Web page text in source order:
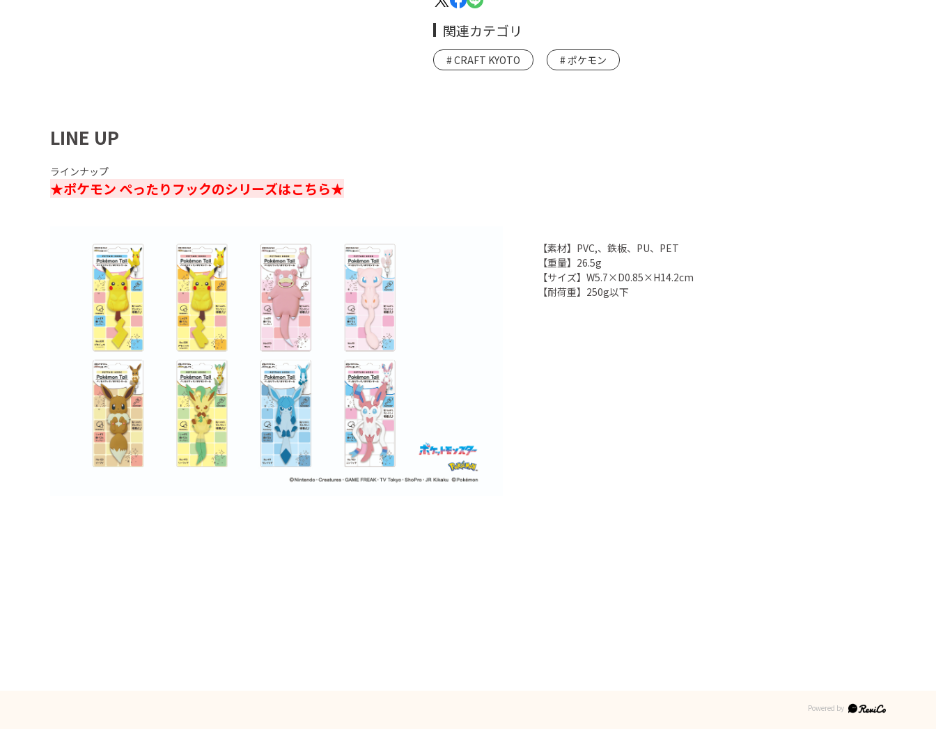
関連カテゴリ
CRAFT KYOTO ポケモン
LINE UP
ラインナップ
★ポケモン ぺったりフックのシリーズはこちら★
【素材】PVC,、鉄板、PU、PET
【重量】26.5g
【サイズ】W5.7×D0.85×H14.2cm
【耐荷重】250g以下